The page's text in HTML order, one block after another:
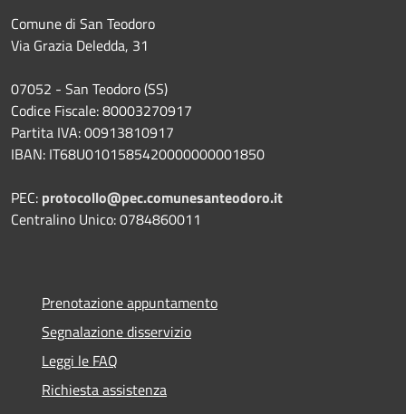
Comune di San Teodoro
Via Grazia Deledda, 31
07052 - San Teodoro (SS)
Codice Fiscale: 80003270917
Partita IVA: 00913810917
IBAN: IT68U0101585420000000001850
PEC: protocollo@pec.comunesanteodoro.it
Centralino Unico: 0784860011
Prenotazione appuntamento
Segnalazione disservizio
Leggi le FAQ
Richiesta assistenza